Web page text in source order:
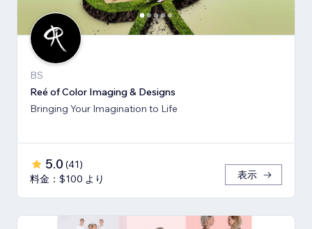
BS
Reé of Color Imaging & Designs
Bringing Your Imagination to Life
5.0 (41)
料金：$100 より
表示